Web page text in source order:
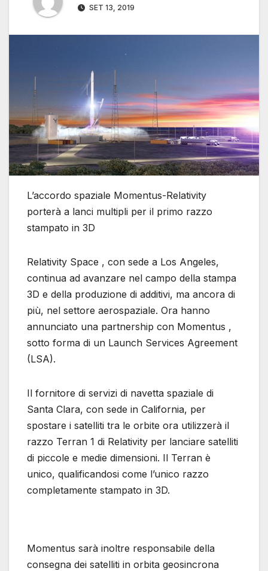
SET 13, 2019
L’accordo spaziale Momentus-Relativity
porterà a lanci multipli per il primo razzo
stampato in 3D
Relativity Space , con sede a Los Angeles,
continua ad avanzare nel campo della stampa
3D e della produzione di additivi, ma ancora di
più, nel settore aerospaziale. Ora hanno
annunciato una partnership con Momentus ,
sotto forma di un Launch Services Agreement
(LSA).
Il fornitore di servizi di navetta spaziale di
Santa Clara, con sede in California, per
spostare i satelliti tra le orbite ora utilizzerà il
razzo Terran 1 di Relativity per lanciare satelliti
di piccole e medie dimensioni. Il Terran è
unico, qualificandosi come l’unico razzo
completamente stampato in 3D.
Momentus sarà inoltre responsabile della
consegna dei satelliti in orbita geosincrona